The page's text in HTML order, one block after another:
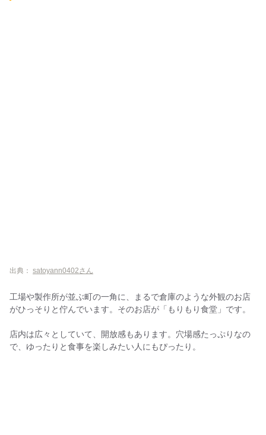
出典： satoyann0402さん
工場や製作所が並ぶ町の一角に、まるで倉庫のような外観のお店
がひっそりと佇んでいます。そのお店が「もりもり食堂」です。
店内は広々としていて、開放感もあります。穴場感たっぷりなの
で、ゆったりと食事を楽しみたい人にもぴったり。